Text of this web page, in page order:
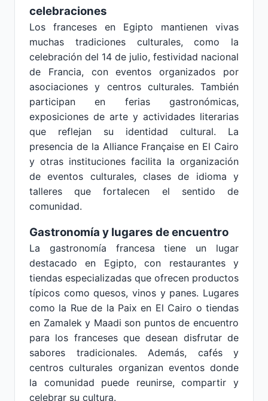
celebraciones
Los franceses en Egipto mantienen vivas
muchas tradiciones culturales, como la
celebración del 14 de julio, festividad nacional
de Francia, con eventos organizados por
asociaciones y centros culturales. También
participan en ferias gastronómicas,
exposiciones de arte y actividades literarias
que reflejan su identidad cultural. La
presencia de la Alliance Française en El Cairo
y otras instituciones facilita la organización
de eventos culturales, clases de idioma y
talleres que fortalecen el sentido de
comunidad.
Gastronomía y lugares de encuentro
La gastronomía francesa tiene un lugar
destacado en Egipto, con restaurantes y
tiendas especializadas que ofrecen productos
típicos como quesos, vinos y panes. Lugares
como la Rue de la Paix en El Cairo o tiendas
en Zamalek y Maadi son puntos de encuentro
para los franceses que desean disfrutar de
sabores tradicionales. Además, cafés y
centros culturales organizan eventos donde
la comunidad puede reunirse, compartir y
celebrar su cultura.